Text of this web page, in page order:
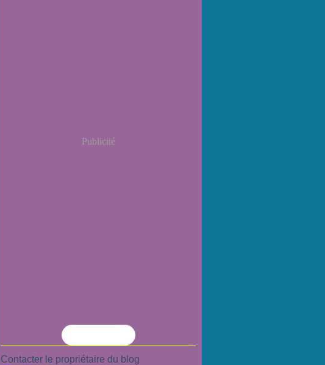
Publicité
Contacter le propriétaire du blog